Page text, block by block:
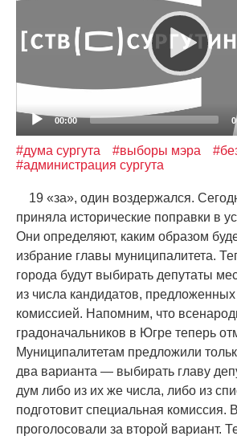
00:00
#дума сургута #выборы мэра
#администрация сургута
19 «за», один воздержался.
приняла исторические поправки в
Они определяют, каким образом
избрание главы муниципалитета.
города будут выбирать депутаты
из числа кандидатов,
комиссией. Напомним, что
градоначальников в Югре теперь
Муниципалитетам предложили
два варианта — выбирать главу
дум либо из их же числа, либо из
подготовит специальная комиссия.
проголосовали за второй вариант.